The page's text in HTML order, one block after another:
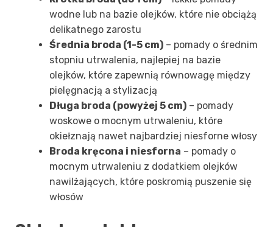
wodne lub na bazie olejków, które nie obciążą
delikatnego zarostu
Średnia broda (1-5 cm) – pomady o średnim
stopniu utrwalenia, najlepiej na bazie
olejków, które zapewnią równowagę między
pielęgnacją a stylizacją
Długa broda (powyżej 5 cm) – pomady
woskowe o mocnym utrwaleniu, które
okiełznają nawet najbardziej niesforne włosy
Broda kręcona i niesforna – pomady o
mocnym utrwaleniu z dodatkiem olejków
nawilżających, które poskromią puszenie się
włosów